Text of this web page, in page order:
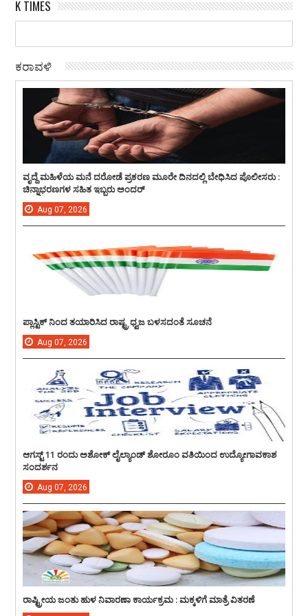
K TIMES
ಕರಾವಳಿ
ವೃದ್ದೆ ಮಹಿಳೆಯ ಮನೆ ದರೋಡೆ ಪ್ರಕರಣ ಮೂರೇ ದಿನದಲ್ಲಿ ಬೇಧಿಸಿದ ಪೊಲೀಸರು :
ಚಿನ್ನಾಭರಣಗಳ ಸಹಿತ ಇಬ್ಬರು ಅಂದರ್
Aug 07, 2026
ಪ್ಲಾಸ್ಟಿಕ್ ನಿಂದ ತಯಾರಿಸಿದ ರಾಷ್ಟ್ರ ಧ್ವಜ ಬಳಸದಂತೆ ಸೂಚನೆ
Aug 07, 2026
ಆಗಸ್ಟ್ 11 ರಂದು ಅಶೋಕ್ ಲೈಲ್ಯಾಂಡ್ ಶೋರೂಂ ವತಿಯಿಂದ ಉದ್ಯೋಗಾವಕಾಶ
ಸಂದರ್ಶನ
Aug 07, 2026
ರಾಷ್ಟ್ರೀಯ ಜಂತು ಹುಳ ನಿವಾರಣಾ ಕಾರ್ಯಕ್ರಮ : ಮಕ್ಕಳಿಗೆ ಮಾತ್ರೆ ವಿತರಣೆ